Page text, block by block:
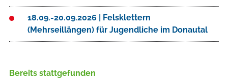
18.09.-20.09.2026 | Felsklettern
(Mehrseillängen) für Jugendliche im Donautal
Bereits stattgefunden